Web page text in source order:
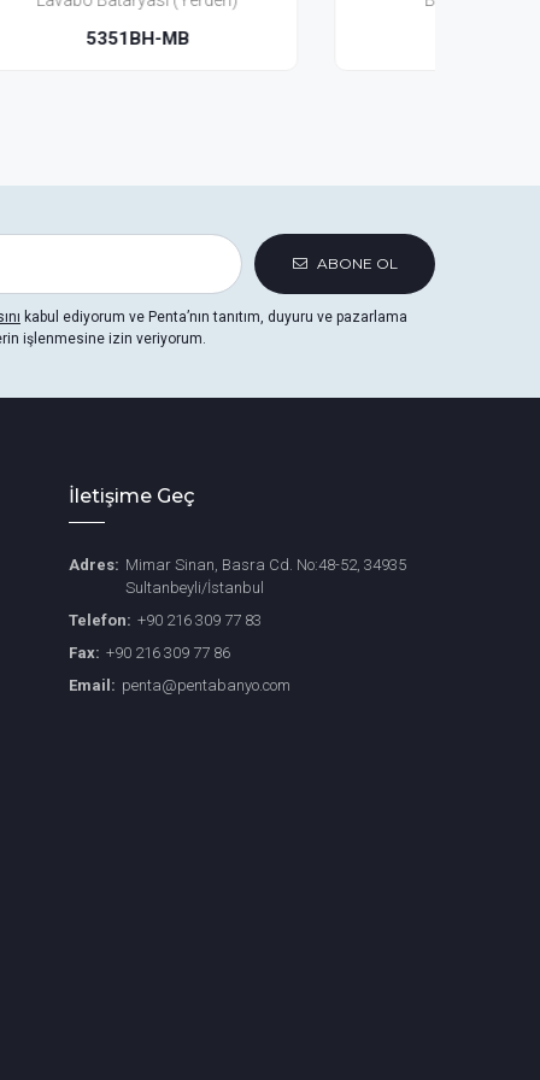
ABONE OL
kabul ediyorum ve Penta’nın tanıtım, duyuru ve pazarlama
işlenmesine izin veriyorum.
İletişime Geç
Adres: Mimar Sinan, Basra Cd. No:48-52, 34935
Sultanbeyli/İstanbul
Telefon: +90 216 309 77 83
Fax: +90 216 309 77 86
Email: penta@pentabanyo.com